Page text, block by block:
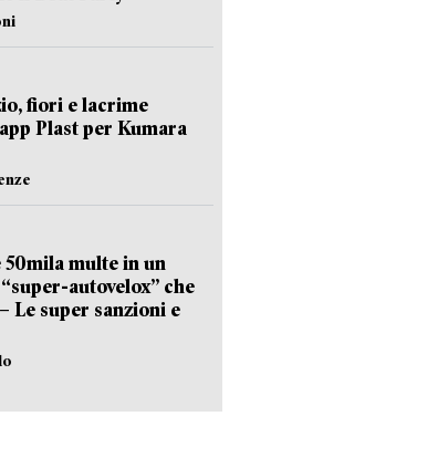
fiori e lacrime
Plast per Kumara
multe in un
“super-autovelox” che
Le super sanzioni e